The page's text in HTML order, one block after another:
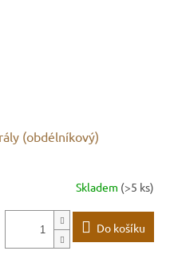
(obdélníkový)
Skladem (>5 ks)
Do košíku